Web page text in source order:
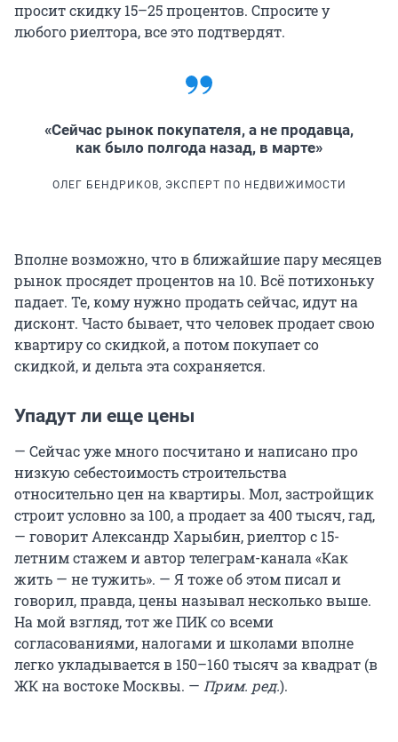
просит скидку 15–25 процентов. Спросите у
любого риелтора, все это подтвердят.
«Сейчас рынок покупателя, а не продавца,
как было полгода назад, в марте»
ОЛЕГ БЕНДРИКОВ, ЭКСПЕРТ ПО НЕДВИЖИМОСТИ
Вполне возможно, что в ближайшие пару месяцев
рынок просядет процентов на 10. Всё потихоньку
падает. Те, кому нужно продать сейчас, идут на
дисконт. Часто бывает, что человек продает свою
квартиру со скидкой, а потом покупает со
скидкой, и дельта эта сохраняется.
Упадут ли еще цены
— Сейчас уже много посчитано и написано про
низкую себестоимость строительства
относительно цен на квартиры. Мол, застройщик
строит условно за 100, а продает за 400 тысяч, гад,
— говорит Александр Харыбин, риелтор с 15-
летним стажем и автор телеграм-канала «Как
жить — не тужить». — Я тоже об этом писал и
говорил, правда, цены называл несколько выше.
На мой взгляд, тот же ПИК со всеми
согласованиями, налогами и школами вполне
легко укладывается в 150–160 тысяч за квадрат (в
ЖК на востоке Москвы. — Прим. ред.).